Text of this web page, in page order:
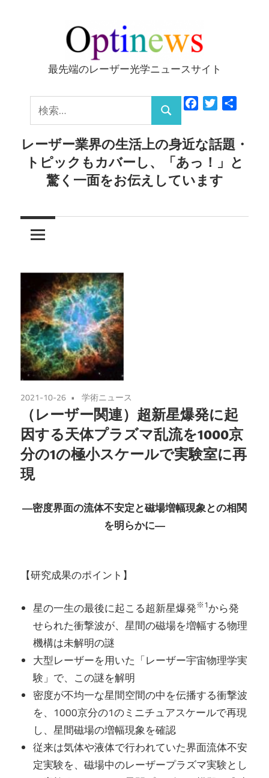
ッ
Optinews
最先端のレーザー光学ニュースサイト
索:
検
索
FacebookTwitter
レーザー業界の生活上の身近な話題・
トピックもカバーし、「あっ！」と
驚く一面をお伝えしています
2021-10-26 学術ニュース
（レーザー関連）超新星爆発に起
因する天体プラズマ乱流を1000京
分の1の極小スケールで実験室に再
現
―密度界面の流体不安定と磁場増幅現象との相関
を明らかに―
【研究成果のポイント】
星の一生の最後に起こる超新星爆発※1から発
せられた衝撃波が、星間の磁場を増幅する物理
機構は未解明の謎
大型レーザーを用いた「レーザー宇宙物理学実
験」で、この謎を解明
密度が不均一な星間空間の中を伝播する衝撃波
を、1000京分の1のミニチュアスケールで再現
し、星間磁場の増幅現象を確認
従来は気体や液体で行われていた界面流体不安
定実験を、磁場中のレーザープラズマ実験とし